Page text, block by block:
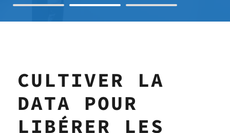
CULTIVER LA
DATA POUR
LIBÉRER LES